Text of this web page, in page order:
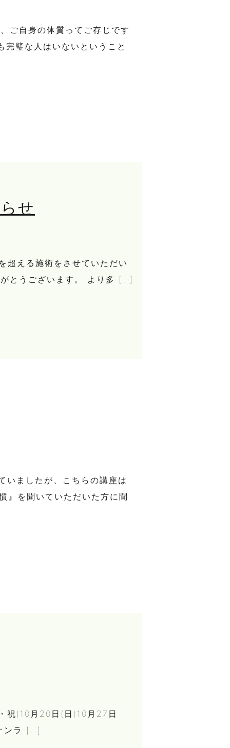
ご自身の体質ってご存じです
璧な人はいないということ
せ
超える施術をさせていただい
とうございます。 より多 […]
いましたが、こちらの講座は
』を聞いていただいた方に聞
祝)10月20日(日)10月27日
ンラ […]